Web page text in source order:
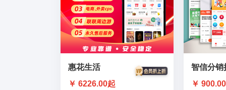
惠花生活
￥ 6226.00起
智信分销
￥